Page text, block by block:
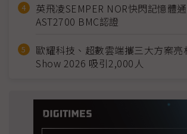
英飛凌SEMPER NOR快閃記憶體
AST2700 BMC認證
歐耀科技、超數雲端攜三大方案亮
Show 2026 吸引2,000人